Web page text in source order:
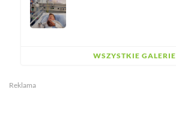
WSZYSTKIE GALERIE
Reklama